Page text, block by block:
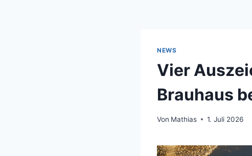
NEWS
Vier
Brauhaus
Von Mathias 1. Juli 2026